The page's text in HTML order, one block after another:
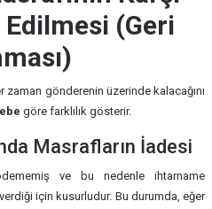
(Geri
zaman gönderenin üzerinde kalacağını
göre farklılık gösterir.
Masrafların İadesi
ve bu nedenle ihtarname
için kusurludur. Bu durumda, eğer